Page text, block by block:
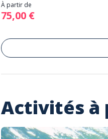
À partir de
75,00 €
Activités à